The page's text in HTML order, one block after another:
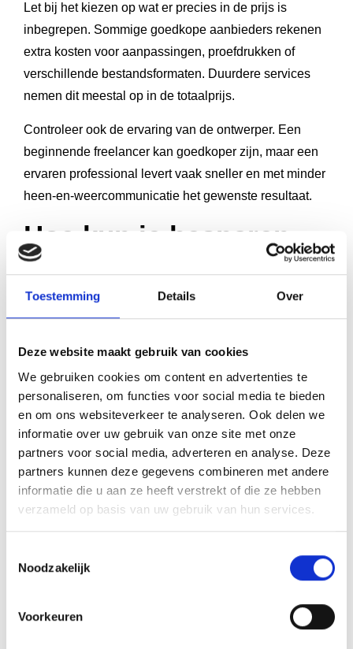
Toestemming Details Over
Deze website maakt gebruik van cookies
We gebruiken cookies om content en advertenties te
personaliseren, om functies voor social media te bieden
en om ons websiteverkeer te analyseren. Ook delen we
informatie over uw gebruik van onze site met onze
partners voor social media, adverteren en analyse. Deze
partners kunnen deze gegevens combineren met andere
informatie die u aan ze heeft verstrekt of die ze hebben
verzameld op basis van uw gebruik van hun services.
Noodzakelijk
Voorkeuren
Let bij het kiezen op wat er precies in de prijs is
inbegrepen. Sommige goedkope aanbieders rekenen
extra kosten voor aanpassingen, proefdrukken of
verschillende bestandsformaten. Duurdere services
nemen dit meestal op in de totaalprijs.
Controleer ook de ervaring van de ontwerper. Een
beginnende freelancer kan goedkoper zijn, maar een
ervaren professional levert vaak sneller en met minder
heen-en-weercommunicatie het gewenste resultaat.
Hoe kun je besparen
op professionele
opmaakkosten?
Je kunt besparen door je manuscript goed voor te
bereiden, een eenvoudig ontwerp te kiezen en flexibel
te zijn met de doorlooptijd. Zorg voor een schoon,
goed geredigeerd manuscript en duidelijke instructies.
Dit voorkomt extra kosten door aanpassingen achteraf.
Goede voorbereidingscheelt tijd en geld. Lever je
manuscript aan als een verzorgd Word-document met
consistente opmaak. Zorg dat alle tekst definitief is en
opmaak gaat. Wijzigingen tijdens het opmaken kosten
Kies voor een
in plaats